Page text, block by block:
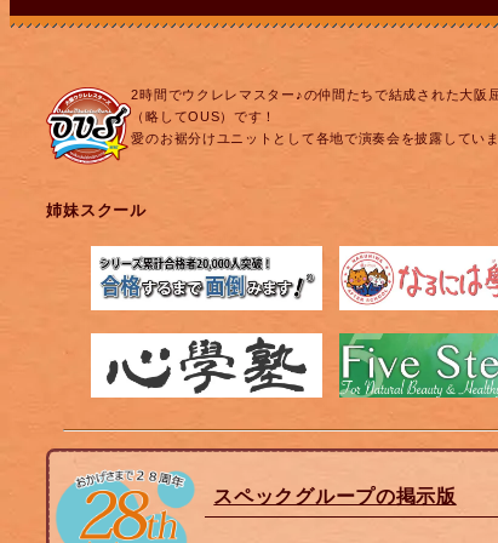
2時間でウクレレマスター♪の仲間たちで結成された大阪
（略してOUS）です！
愛のお裾分けユニットとして各地で演奏会を披露してい
姉妹スクール
スペックグループの掲示版